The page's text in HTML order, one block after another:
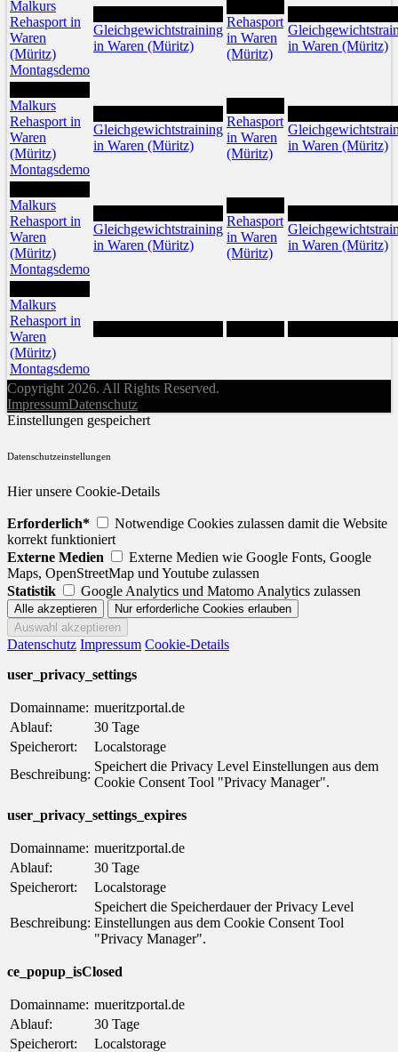
Malkurs
Rehasport in
Waren
(Müritz)
Montagsdemo
Gleichgewichtstraining
in Waren (Müritz)
Rehasport
in Waren
(Müritz)
in Waren (Müritz)
Malkurs
Rehasport in
Waren
(Müritz)
Montagsdemo
Gleichgewichtstraining
in Waren (Müritz)
Rehasport
in Waren
(Müritz)
in Waren (Müritz)
Malkurs
Rehasport in
Waren
(Müritz)
Montagsdemo
Gleichgewichtstraining
in Waren (Müritz)
Rehasport
in Waren
(Müritz)
in Waren (Müritz)
Malkurs
Rehasport in
Waren
(Müritz)
Montagsdemo
Copyright 2026. All Rights Reserved.
ImpressumDatenschutz
Einstellungen gespeichert
Datenschutzeinstellungen
Hier unsere Cookie-Details
Erforderlich*
Notwendige Cookies zulassen damit die Website
korrekt funktioniert
Externe Medien
Externe Medien wie Google Fonts, Google
Maps, OpenStreetMap und Youtube zulassen
Statistik
Google Analytics und Matomo Analytics zulassen
Datenschutz Impressum Cookie-Details
user_privacy_settings
Domainname: mueritzportal.de
Ablauf:
30 Tage
Speicherort:
Localstorage
Beschreibung:
Speichert die Privacy Level Einstellungen aus dem
Cookie Consent Tool "Privacy Manager".
user_privacy_settings_expires
Domainname: mueritzportal.de
Ablauf:
30 Tage
Speicherort:
Localstorage
Beschreibung:
Speichert die Speicherdauer der Privacy Level
Einstellungen aus dem Cookie Consent Tool
"Privacy Manager".
ce_popup_isClosed
Domainname: mueritzportal.de
Ablauf:
30 Tage
Speicherort:
Localstorage